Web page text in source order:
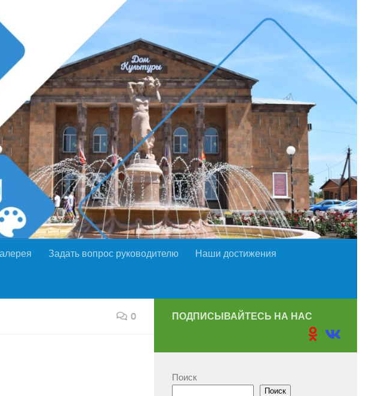
Задать вопрос руководителю Наши достижения
0 ПОДПИСЫВАЙТЕСЬ НА НАС
Поиск
Поиск